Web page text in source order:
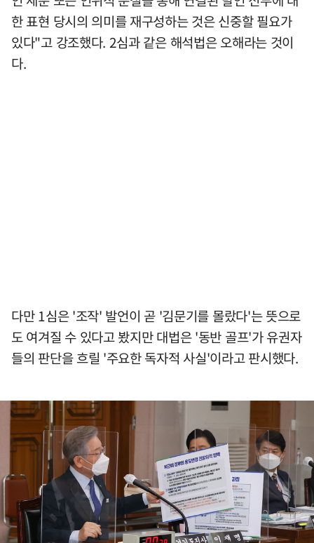
한 표현 당시의 의미를 재구성하는 것은 신중할 필요가
있다"고 강조했다. 2심과 같은 해석법은 오해라는 것이
다.
다만 1심은 '조작' 발언이 곧 '김문기를 몰랐다'는 뜻으로
도 여겨질 수 있다고 봤지만 대법은 '동반 골프'가 유권자
들의 판단을 흐릴 '주요한 독자적 사실'이라고 판시했다.